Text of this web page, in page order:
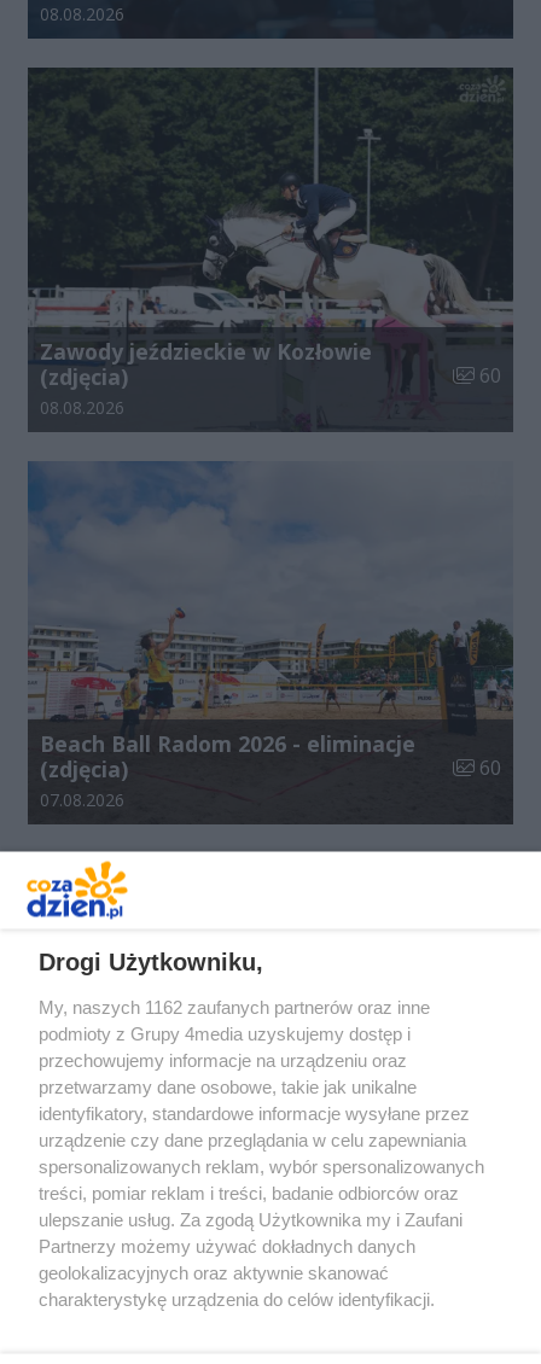
Data dodania galerii:
08.08.2026
Zawody jeździeckie w Kozłowie
(zdjęcia)
Liczba
60
Data dodania galerii:
08.08.2026
Beach Ball Radom 2026 - eliminacje
(zdjęcia)
Liczba
60
Data dodania galerii:
07.08.2026
Redakcja Reklama Prywatność
Praca Łódź
the:protocol
Drogi Użytkowniku,
My, naszych 1162 zaufanych partnerów oraz inne
podmioty z Grupy 4media uzyskujemy dostęp i
przechowujemy informacje na urządzeniu oraz
przetwarzamy dane osobowe, takie jak unikalne
identyfikatory, standardowe informacje wysyłane przez
urządzenie czy dane przeglądania w celu zapewniania
spersonalizowanych reklam, wybór spersonalizowanych
treści, pomiar reklam i treści, badanie odbiorców oraz
ulepszanie usług. Za zgodą Użytkownika my i Zaufani
Partnerzy możemy używać dokładnych danych
geolokalizacyjnych oraz aktywnie skanować
charakterystykę urządzenia do celów identyfikacji.